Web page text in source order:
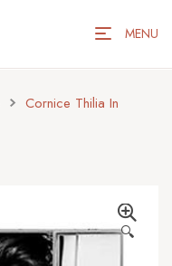
MENU
Cornice Thilia In
🔍